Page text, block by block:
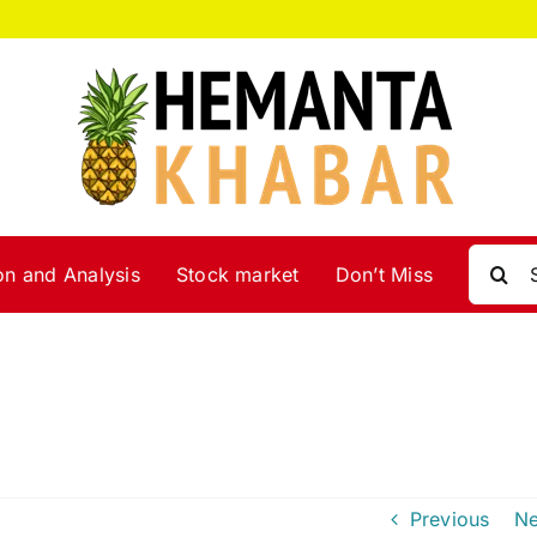
and Analysis Stock market Don’t Miss
Previous